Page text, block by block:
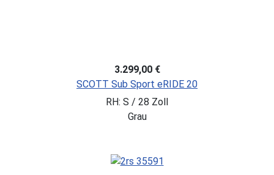
3.299,00 €
SCOTT Sub Sport eRIDE 20
RH: S / 28 Zoll
Grau